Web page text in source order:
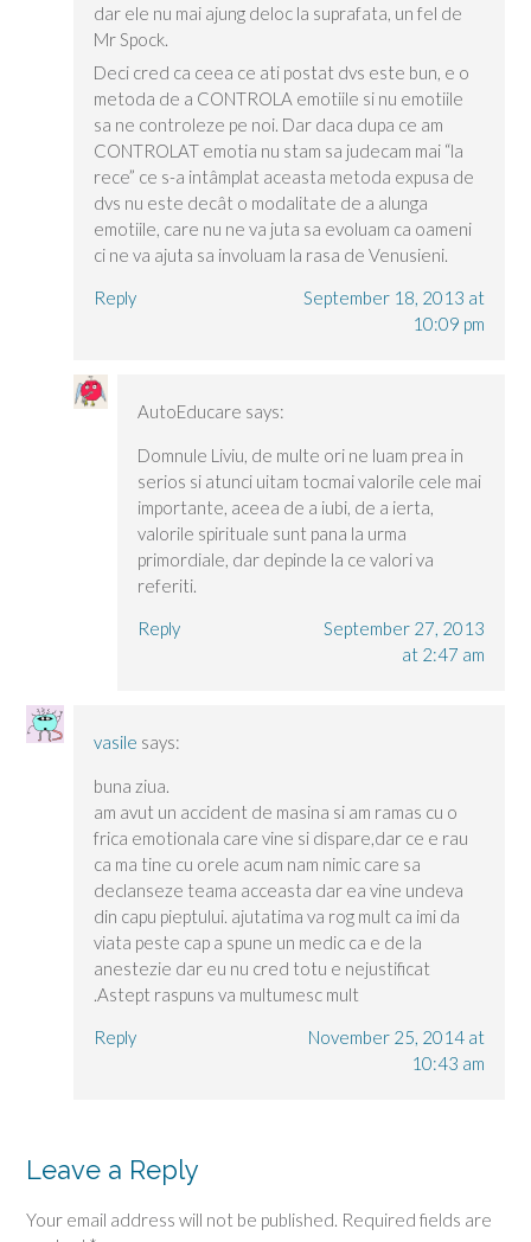
dar ele nu mai ajung deloc la suprafata, un fel de
Mr Spock.
Deci cred ca ceea ce ati postat dvs este bun, e o
metoda de a CONTROLA emotiile si nu emotiile
sa ne controleze pe noi. Dar daca dupa ce am
CONTROLAT emotia nu stam sa judecam mai “la
rece” ce s-a intâmplat aceasta metoda expusa de
dvs nu este decât o modalitate de a alunga
emotiile, care nu ne va juta sa evoluam ca oameni
ci ne va ajuta sa involuam la rasa de Venusieni.
Reply
September 18, 2013 at
10:09 pm
AutoEducare says:
Domnule Liviu, de multe ori ne luam prea in
serios si atunci uitam tocmai valorile cele mai
importante, aceea de a iubi, de a ierta,
valorile spirituale sunt pana la urma
primordiale, dar depinde la ce valori va
referiti.
Reply
September 27, 2013
at 2:47 am
vasile says:
buna ziua.
am avut un accident de masina si am ramas cu o
frica emotionala care vine si dispare,dar ce e rau
ca ma tine cu orele acum nam nimic care sa
declanseze teama acceasta dar ea vine undeva
din capu pieptului. ajutatima va rog mult ca imi da
viata peste cap a spune un medic ca e de la
anestezie dar eu nu cred totu e nejustificat
.Astept raspuns va multumesc mult
Reply
November 25, 2014 at
10:43 am
Leave a Reply
Your email address will not be published. Required fields are